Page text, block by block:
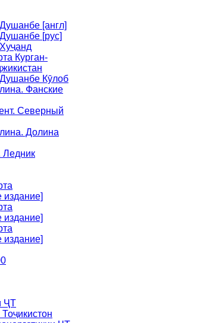
[англ]
[рус]
Курган-
Кӯлоб
Фанские
Северный
Долина
Ледник
издание]
издание]
издание]
ҶТ